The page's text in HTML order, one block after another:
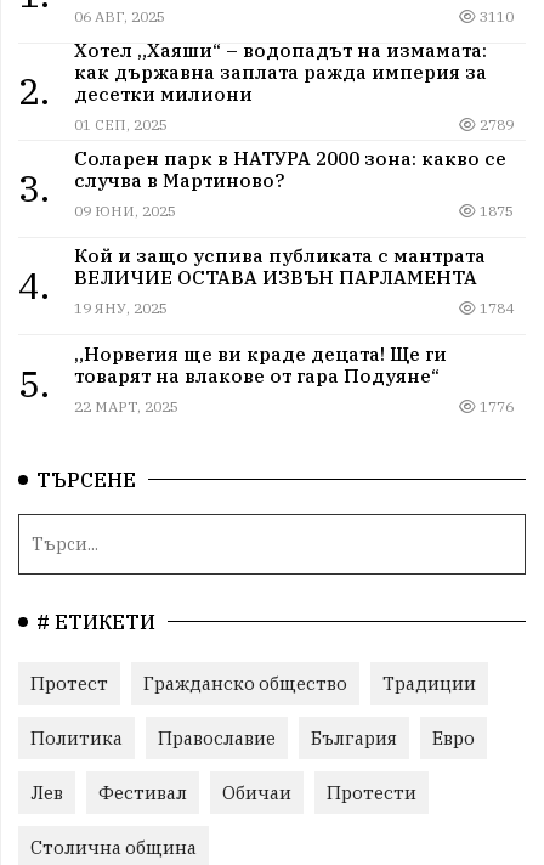
06 АВГ, 2025 3110
2.
Хотел „Хаяши“ – водопадът на измамата:
как държавна заплата ражда империя за
десетки милиони
01 СЕП, 2025 2789
3.
Соларен парк в НАТУРА 2000 зона: какво се
случва в Мартиново?
09 ЮНИ, 2025 1875
4.
Кой и защо успива публиката с мантрата
ВЕЛИЧИЕ ОСТАВА ИЗВЪН ПАРЛАМЕНТА
19 ЯНУ, 2025 1784
5.
„Норвегия ще ви краде децата! Ще ги
товарят на влакове от гара Подуяне“
22 МАРТ, 2025 1776
ТЪРСЕНЕ
# ЕТИКЕТИ
Протест Гражданско общество Традиции
Политика Православие България Евро
Лев Фестивал Обичаи Протести
Столична община